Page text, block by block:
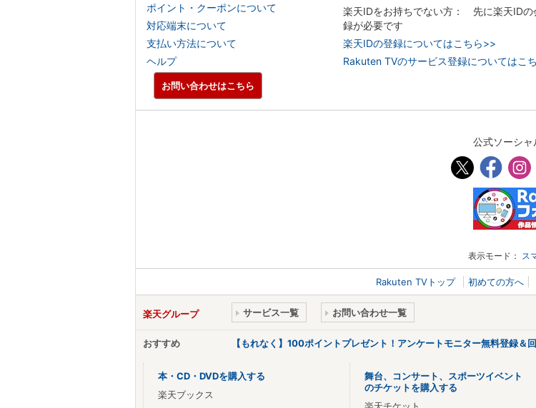
ポイント・クーポンについて
対応端末について
支払い方法について
ヘルプ
楽天IDをお持ちでない方： 先に楽天IDの
録が必要です
楽天IDの登録についてはこちら>>
Rakuten TVのサービス登録についてはこ
お問い合わせはこちら
公式ソーシ
表示モード： ス
Rakuten TVトップ 初めての方へ
楽天グループ サービス一覧 お問い合わせ一覧
おすすめ 【もれなく】100ポイントプレゼント！アンケートモニター無料登録
本・CD・DVDを購入する
楽天ブックス
舞台、コンサート、スポーツイベント
のチケットを購入する
楽天チケット